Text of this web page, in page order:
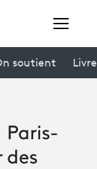
soutient
Paris-
des